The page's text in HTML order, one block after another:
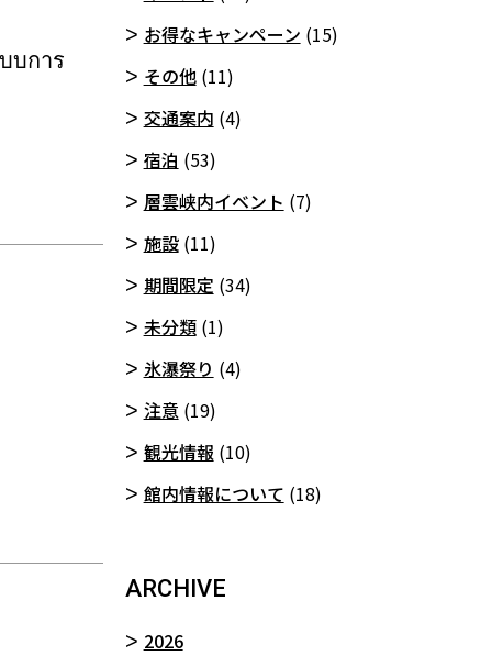
บการ
お得なキャンペーン (15)
その他(11)
交通案内 (4)
宿泊 (53)
層雲峡内イベント (7)
施設(11)
期間限定 (34)
未分類(1)
氷瀑祭り (4)
注意(19)
観光情報(10)
館内情報について (18)
ARCHIVE
2026